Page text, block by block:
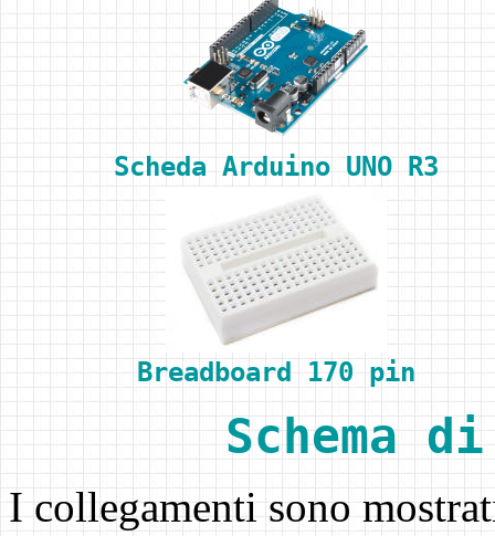
Scheda Arduino UNO R3
Breadboard 170 pin
Schema
I collegamenti sono